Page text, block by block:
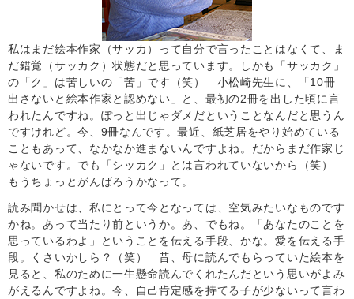
私はまだ絵本作家（サッカ）って自分で言ったことはなくて、ま
だ錯覚（サッカク）状態だと思っています。しかも「サッカク」
の「ク」は苦しいの「苦」です（笑） 小松崎先生に、「10冊
出さないと絵本作家と認めない」と、最初の2冊を出した頃に言
われたんですね。ぽっと出じゃダメだということなんだと思うん
ですけれど。今、9冊なんです。最近、紙芝居をやり始めている
こともあって、なかなか進まないんですよね。だからまだ作家じ
ゃないです。でも「シッカク」とは言われていないから（笑）
もうちょっとがんばろうかなって。
読み聞かせは、私にとって今となっては、空気みたいなものです
かね。あって当たり前というか。あ、でもね。「あなたのことを
思っているわよ」ということを伝える手段、かな。愛を伝える手
段。くさいかしら？（笑） 昔、母に読んでもらっていた絵本を
見ると、私のために一生懸命読んでくれたんだという思いがよみ
がえるんですよね。今、自己肯定感を持てる子が少ないって言わ